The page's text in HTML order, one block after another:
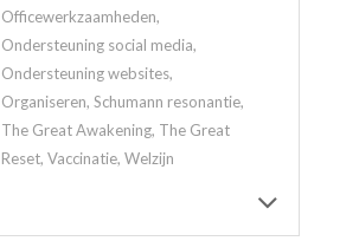
Officewerkzaamheden,
Ondersteuning social media,
Ondersteuning websites,
Organiseren, Schumann resonantie,
The Great Awakening, The Great
Reset, Vaccinatie, Welzijn